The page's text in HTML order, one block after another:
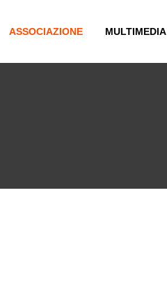
ASSOCIAZIONE MULTIMEDIA